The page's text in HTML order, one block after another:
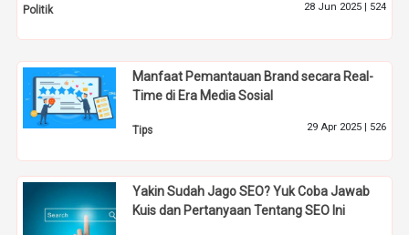
Politik 28 Jun 2025 | 524
Manfaat Pemantauan Brand secara Real-
Time di Era Media Sosial
Tips 29 Apr 2025 | 526
Yakin Sudah Jago SEO? Yuk Coba Jawab
Kuis dan Pertanyaan Tentang SEO Ini